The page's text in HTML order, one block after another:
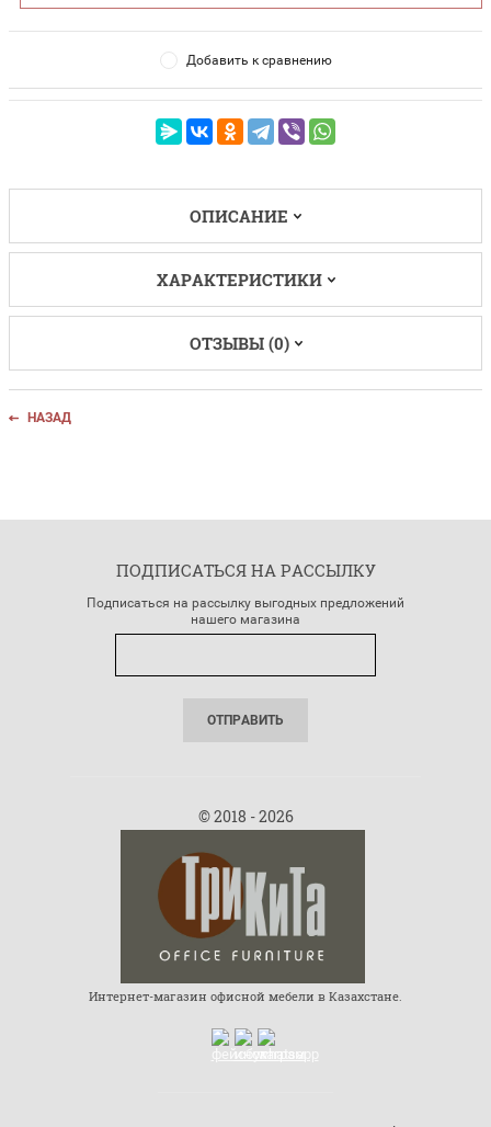
Добавить к сравнению
ОПИСАНИЕ
ХАРАКТЕРИСТИКИ
ОТЗЫВЫ (0)
НАЗАД
ПОДПИСАТЬСЯ НА РАССЫЛКУ
Подписаться на рассылку выгодных предложений
нашего магазина
ОТПРАВИТЬ
© 2018 - 2026
Интернет-магазин офисной мебели в Казахстане.